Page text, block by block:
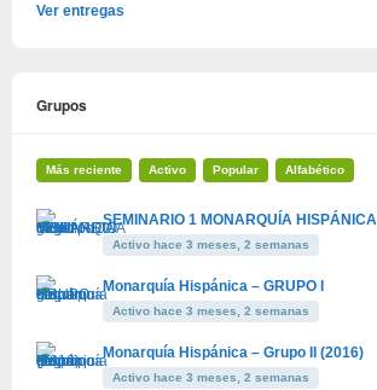
Ver entregas
Grupos
Más reciente Activo Popular Alfabético
SEMINARIO 1 MONARQUÍA HISPÁNICA
Activo hace 3 meses, 2 semanas
Monarquía Hispánica – GRUPO I
Activo hace 3 meses, 2 semanas
Monarquía Hispánica – Grupo II (2016)
Activo hace 3 meses, 2 semanas